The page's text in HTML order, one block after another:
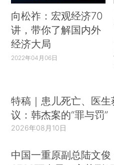
向松祚：宏观经济70
讲，带你了解国内外
经济大局
2022年04月06日
特稿｜患儿死亡、医生
议：韩杰案的“罪与罚”
2026年08月10日
中国一重原副总陆文俊